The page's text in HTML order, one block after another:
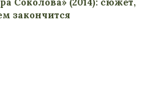
закончится